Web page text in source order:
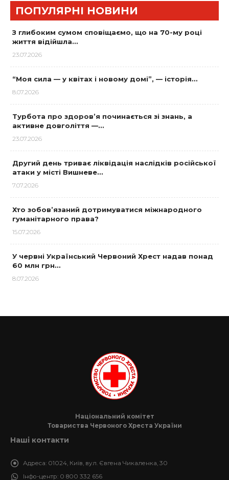
ПОПУЛЯРНІ НОВИНИ
З глибоким сумом сповіщаємо, що на 70-му році
життя відійшла…
23.07.2026
“Моя сила — у квітах і новому домі”, — історія…
8.07.2026
Турбота про здоров’я починається зі знань, а
активне довголіття —…
23.07.2026
Другий день триває ліквідація наслідків російської
атаки у місті Вишневе…
7.07.2026
Хто зобов’язаний дотримуватися міжнародного
гуманітарного права?
15.07.2026
У червні Український Червоний Хрест надав понад
60 млн грн…
8.07.2026
Національний комітет
Товариства Червоного Хреста України
Наші контакти
Адреса: 01024, Київ, вул. Євгена Чикаленка, 30
Інфо-центр: 0 800 332 656